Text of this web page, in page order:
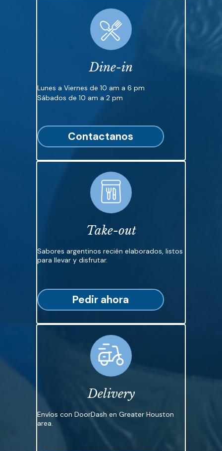
Dine-in
Lunes a Viernes de 10 am a 6 pm
Sábados de 10 am a 2 pm
Contactanos
Take-out
Sabores argentinos recién elaborados, listos
para llevar y disfrutar.
Pedir ahora
Delivery
Envíos con DoorDash en Greater Houston
area.